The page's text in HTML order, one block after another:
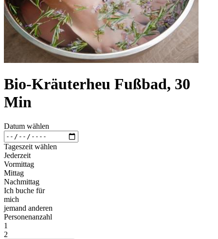
Bio-Kräuterheu Fußbad, 30
Min
Datum wählen
Tageszeit wählen
Jederzeit
Vormittag
Mittag
Nachmittag
Ich buche für
mich
jemand anderen
Personenanzahl
1
2